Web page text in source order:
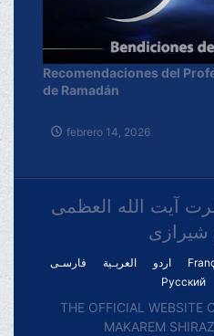
Recomendaciones del
de Ramadán
febrero 14, 2026
آیت الله العظمی
شیرازی
فارسـی العربـیة اردو
Русский
THE OFFICIAL WEBSITE
MAKAREM